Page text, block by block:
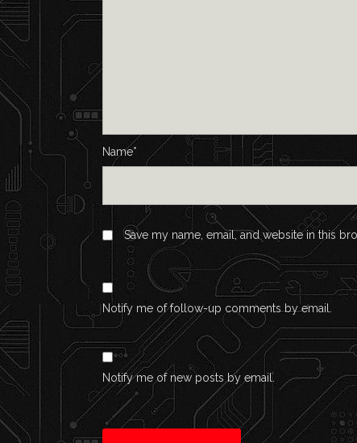
Name*
Save my name, email, and website in this
Notify me of follow-up comments by email.
Notify me of new posts by email.